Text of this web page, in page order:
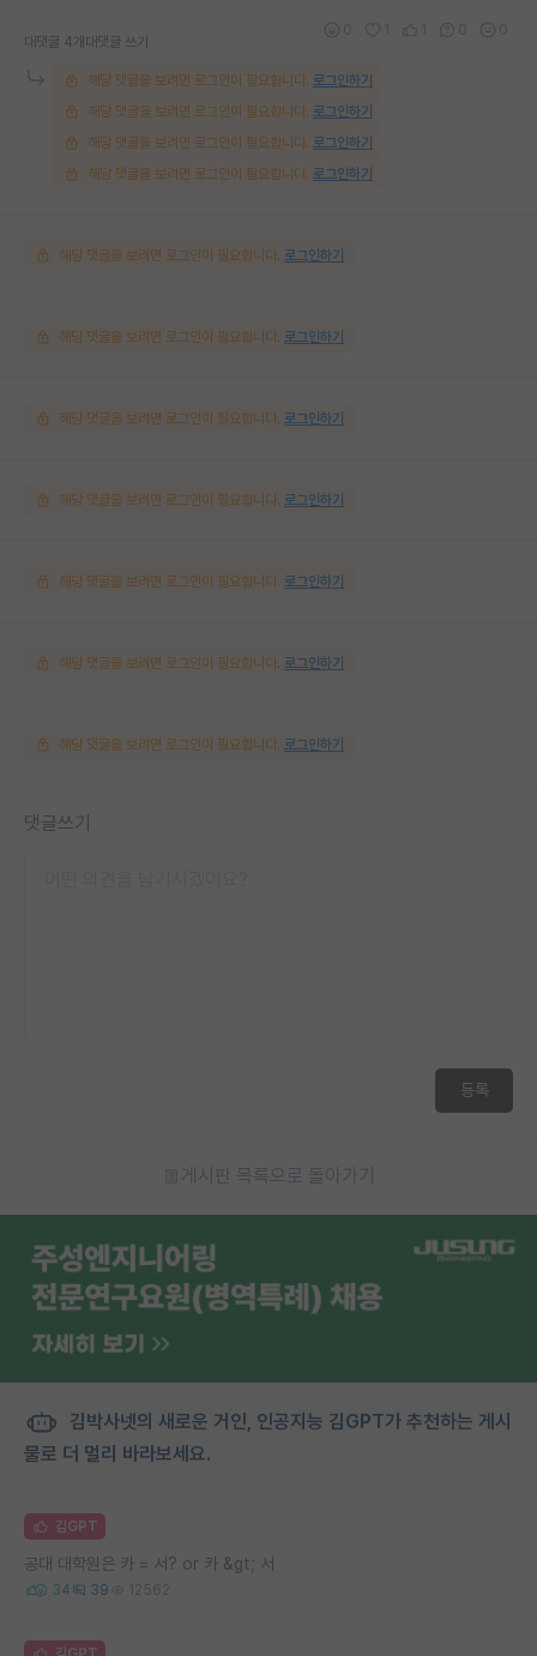
대댓글 4개 대댓글 쓰기
해당 댓글을 보려면 로그인이 필요합니다. 로그인하기
해당 댓글을 보려면 로그인이 필요합니다. 로그인하기
해당 댓글을 보려면 로그인이 필요합니다. 로그인하기
해당 댓글을 보려면 로그인이 필요합니다. 로그인하기
해당 댓글을 보려면 로그인이 필요합니다. 로그인하기
해당 댓글을 보려면 로그인이 필요합니다. 로그인하기
해당 댓글을 보려면 로그인이 필요합니다. 로그인하기
해당 댓글을 보려면 로그인이 필요합니다. 로그인하기
해당 댓글을 보려면 로그인이 필요합니다. 로그인하기
해당 댓글을 보려면 로그인이 필요합니다. 로그인하기
해당 댓글을 보려면 로그인이 필요합니다. 로그인하기
댓글쓰기
등록
게시판 목록으로 돌아가기
김박사넷의 새로운 거인, 인공지능 김GPT가 추천하는 게시
물로 더 멀리 바라보세요.
김GPT
공대 대학원은 카 = 서? or 카 &gt; 서
34 39 12562